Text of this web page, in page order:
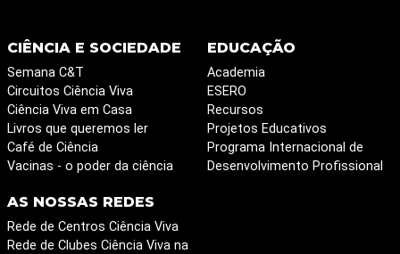
CIÊNCIA E SOCIEDADE
Semana C&T
Circuitos Ciência Viva
Ciência Viva em Casa
Livros que queremos ler
Café de Ciência
Vacinas - o poder da ciência
EDUCAÇÃO
Academia
ESERO
Recursos
Projetos Educativos
Programa Internacional de
Desenvolvimento Profissional
AS NOSSAS REDES
Rede de Centros Ciência Viva
Rede de Clubes Ciência Viva na